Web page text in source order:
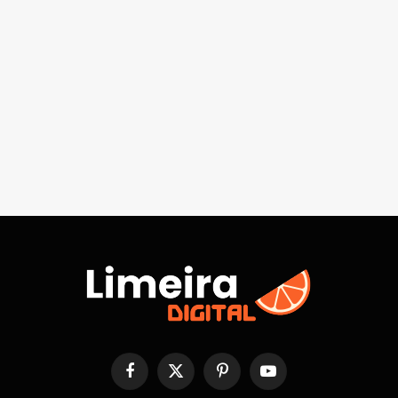
Facebook
X
PinterestYouTube